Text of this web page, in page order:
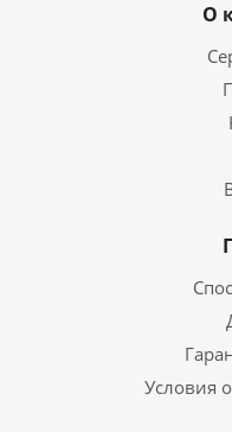
О
Условия